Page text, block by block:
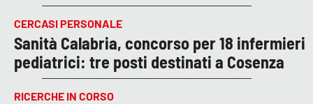
CERCASI PERSONALE
Sanità Calabria, concorso per 18 infermieri
pediatrici: tre posti destinati a Cosenza
RICERCHE IN CORSO